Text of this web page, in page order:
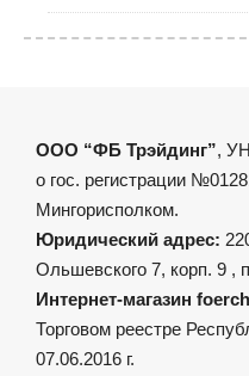
ООО “ФБ Трэйдинг”,
о гос. регистрации
Мингорисполком.
Юридический адрес:
Ольшевского 7, корп. 9 ,
Интернет-магазин
Торговом реестре
07.06.2016 г.